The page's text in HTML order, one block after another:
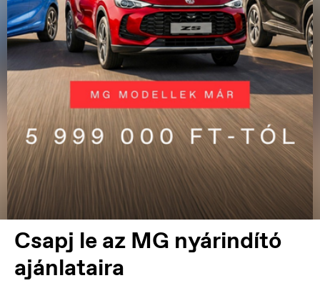
Csapj le az MG nyárindító
ajánlataira